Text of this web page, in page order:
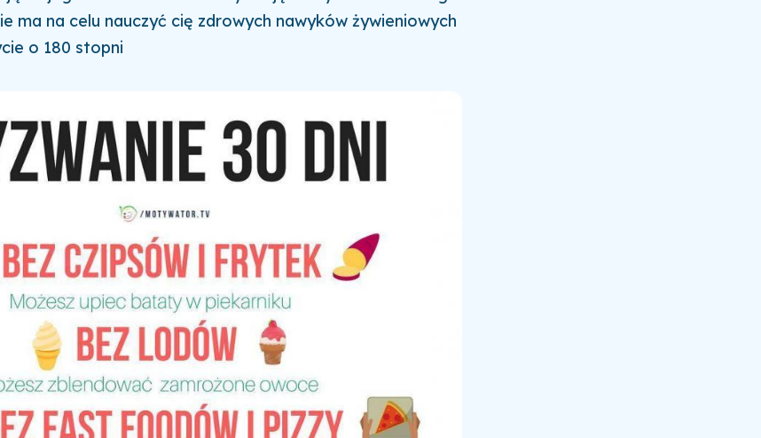
ma na celu nauczyć cię zdrowych nawyków żywieniowych
o 180 stopni